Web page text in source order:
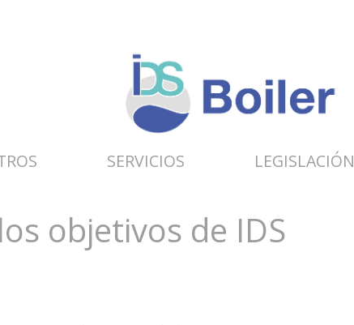
SERVICIOS LEGISLACIÓN
objetivos de IDS